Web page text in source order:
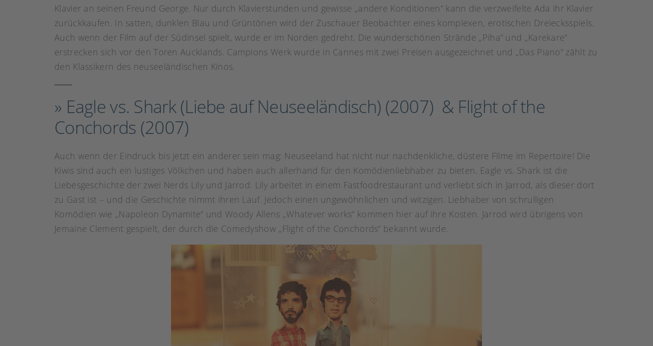
Klavier an seinen Freund George. Nur durch Klavierstunden und gewisse „andere Konditionen“ kann die verzweifelte Ada ihr Klavier
zurückkaufen. In satten, dunklen Blau und Grüntönen wird der Zuschauer Beobachter eines komplexen, erotischen Dreiecksspiels.
Auch wenn der Film auf der Südinsel spielt, wurde er im Norden gedreht. Die wunderschönen Strände „Piha“ und „Karekare“
erstrecken sich vor den Toren Aucklands. Campions Werk wurde in Cannes mit zwei Preisen ausgezeichnet und „Das Piano“ zählt zu
den Klassikern des neuseeländischen Kinos.
» Eagle vs. Shark (Liebe auf Neuseeländisch) (2007) & Flight of the
Conchords (2007)
Auch wenn der Eindruck bis jetzt ein anderer sein mag: Neuseeland hat nicht nur nachdenkliche, düstere Filme im Repertoire! Die
Kiwis sind auch ein lustiges Völkchen und haben auch allerhand für den Komödienliebhaber zu bieten. Eagle vs. Shark ist die
Liebesgeschichte der zwei Nerds Lily und Jarrod. Lily arbeitet in einem Fastfoodrestaurant und verliebt sich in Jarrod, als dieser dort
zu Gast ist – und die Geschichte nimmt ihren Lauf. Jedoch einen ungewöhnlichen und witzigen. Liebhaber von schrulligen
Komödien wie „Napoleon Dynamite“ und Woody Allens „Whatever works“ kommen hier auf ihre Kosten. Jarrod wird übrigens von
Jemaine Clement gespielt, der durch die Comedyshow „Flight of the Conchords“ bekannt wurde.